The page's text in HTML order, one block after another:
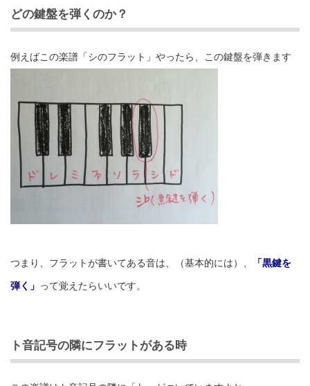
どの鍵盤を弾くのか？
例えばこの楽譜「シのフラット」やったら、この鍵盤を弾きます
つまり、フラットが書いてある音は、（基本的には）、 「黒鍵を
弾く」 って覚えたらいいです。
ト音記号の隣にフラットがある時